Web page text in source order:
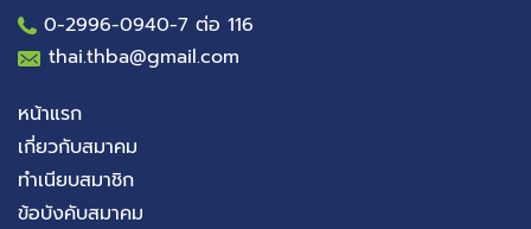
0-2996-0940-7 ต่อ 116
thai.thba@gmail.com
หน้าแรก
เกี่ยวกับสมาคม
ทำเนียบสมาชิก
ข้อบังคับสมาคม